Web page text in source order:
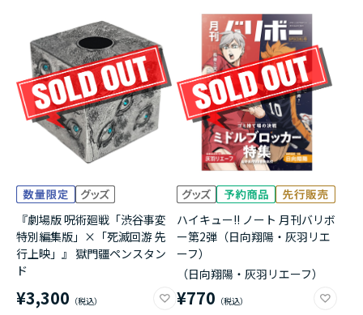
『劇場版 呪術廻戦「渋谷事変
特別編集版」×「死滅回游 先
行上映」』 獄門疆ペンスタン
ド
¥3,300
ハイキュー!! ノート 月刊バリボ
ー第2弾（日向翔陽・灰羽リエ
ーフ）
（日向翔陽・灰羽リエーフ）
¥770